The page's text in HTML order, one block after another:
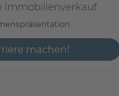
Immobilienverkauf
machen!